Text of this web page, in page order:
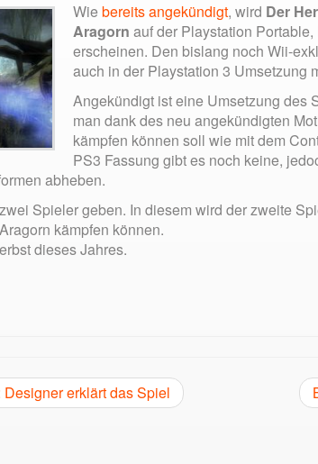
Wie bereits angekündigt, wird Der
Aragorn auf der Playstation
erscheinen. Den bislang noch Wii-
auch in der Playstation 3 Umsetzung
Angekündigt ist eine Umsetzung des
man dank des neu angekündigten
kämpfen können soll wie mit dem
PS3 Fassung gibt es noch keine,
abheben.
Spieler geben. In diesem wird der zweite
kämpfen können.
dieses Jahres.
erklärt das Spiel